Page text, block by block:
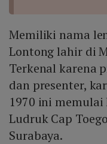
Memiliki nama
Lontong lahir di
Terkenal karena
dan presenter,
1970 ini
Ludruk Cap
Surabaya.